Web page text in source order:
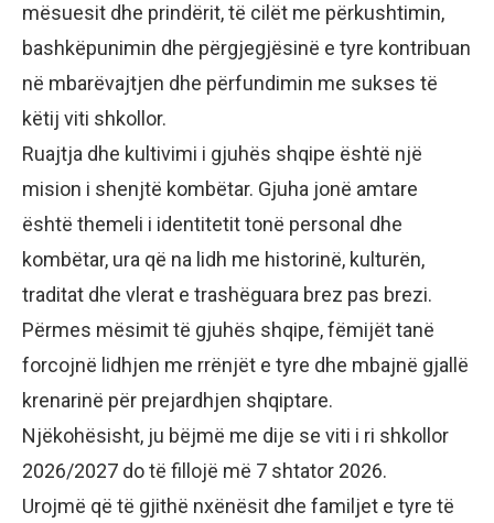
mësuesit dhe prindërit, të cilët me përkushtimin,
bashkëpunimin dhe përgjegjësinë e tyre kontribuan
në mbarëvajtjen dhe përfundimin me sukses të
këtij viti shkollor.
Ruajtja dhe kultivimi i gjuhës shqipe është një
mision i shenjtë kombëtar. Gjuha jonë amtare
është themeli i identitetit tonë personal dhe
kombëtar, ura që na lidh me historinë, kulturën,
traditat dhe vlerat e trashëguara brez pas brezi.
Përmes mësimit të gjuhës shqipe, fëmijët tanë
forcojnë lidhjen me rrënjët e tyre dhe mbajnë gjallë
krenarinë për prejardhjen shqiptare.
Njëkohësisht, ju bëjmë me dije se viti i ri shkollor
2026/2027 do të fillojë më 7 shtator 2026.
Urojmë që të gjithë nxënësit dhe familjet e tyre të